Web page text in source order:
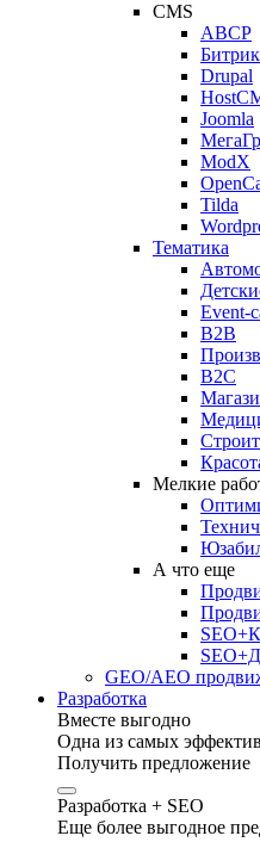
CMS
ABCP
Drupal
Joomla
ModX
Tilda
Тематика
Event-
B2B
B2C
Мелкие
А что еще
GEO/AEO
Разработка
Вместе выгодно
Одна из самых
Получить предложение
Разработка + SEO
Еще более выгодное